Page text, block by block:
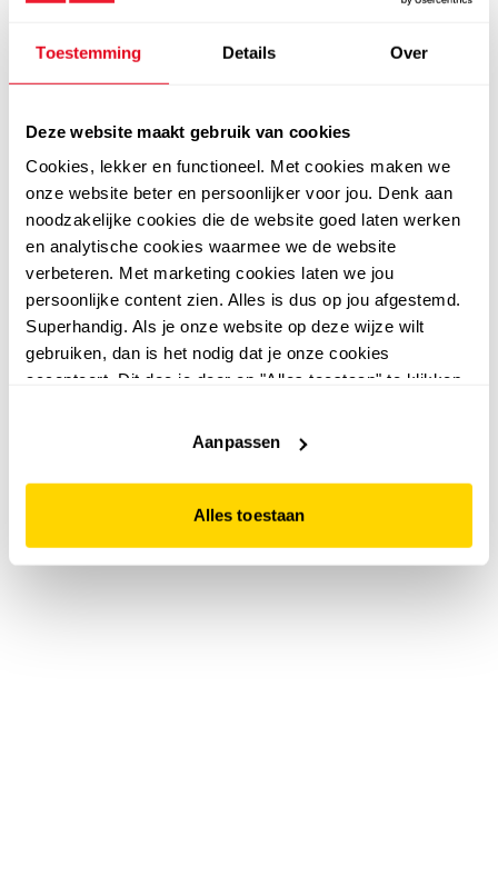
Toestemming Details Over
Deze website maakt gebruik van cookies
Cookies, lekker en functioneel. Met cookies maken we
onze website beter en persoonlijker voor jou. Denk aan
noodzakelijke cookies die de website goed laten werken
en analytische cookies waarmee we de website
verbeteren. Met marketing cookies laten we jou
persoonlijke content zien. Alles is dus op jou afgestemd.
Superhandig. Als je onze website op deze wijze wilt
gebruiken, dan is het nodig dat je onze cookies
accepteert. Dit doe je door op "Alles toestaan" te klikken.
website niet optimaal functioneert.
Aanpassen
Alles toestaan